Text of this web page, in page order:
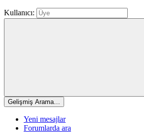
Kullanıcı:
Gelişmiş Arama…
Yeni mesajlar
Forumlarda ara